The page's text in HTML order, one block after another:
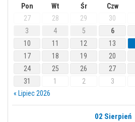
Pon Wt Śr Czw
27
28 29 30
3
4 5 6
10
11 12 13
17
18 19 20
24
25 26 27
31
1 2 3
« Lipiec 2026
02 Sierpień